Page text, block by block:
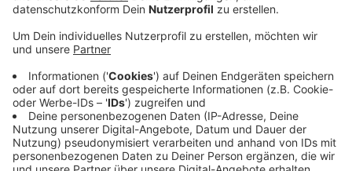
Veröffentlicht:Mittwoch, 07.10.2020 14:16
Anzeige
Das zeigt eine Umfrage von Antenne Niederrhein.
Demnach sind beispielsweise in Kleve, Rees und Issum
bereits zahlreiche Anfragen eingegangen. Bislang
sehen viele Kommunen aber davon ab, ein Online-